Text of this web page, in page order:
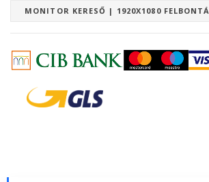
MONITOR KERESŐ | 1920X1080